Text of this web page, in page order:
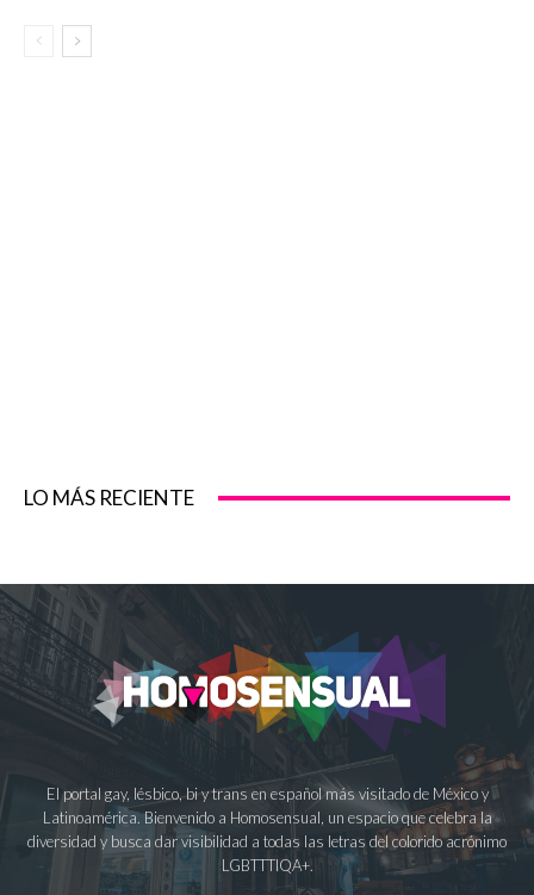
LO MÁS RECIENTE
El portal gay, lésbico, bi y trans en español más visitado de México y
Latinoamérica. Bienvenido a Homosensual, un espacio que celebra la
diversidad y busca dar visibilidad a todas las letras del colorido acrónimo
LGBTTTIQA+.